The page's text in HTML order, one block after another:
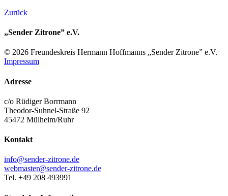
Zurück
„Sender Zitrone” e.V.
© 2026 Freundes­kreis Her­mann Hoff­manns „Sender Zitrone” e.V.
Impressum
Adresse
c/o Rüdiger Borrmann
Theodor-Suhnel-Straße 92
45472 Mülheim/Ruhr
Kontakt
info@sender-zitrone.de
webmaster@sender-zitrone.de
Tel. +49 208 493991